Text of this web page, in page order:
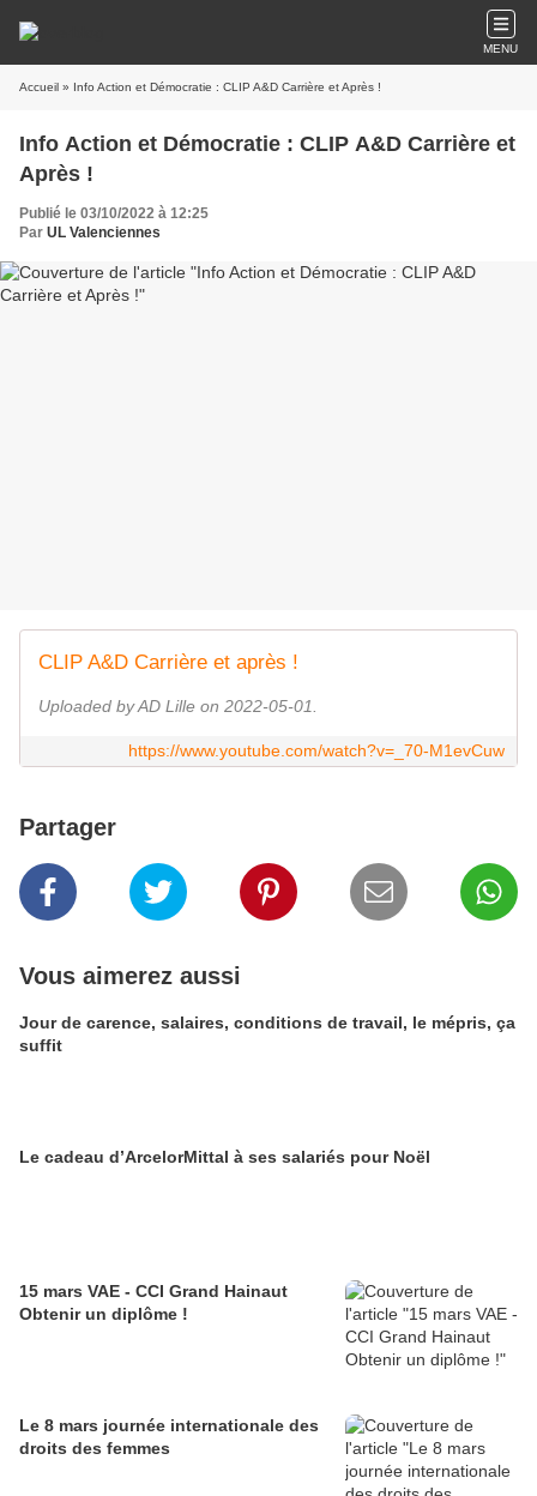
MENU
Accueil » Info Action et Démocratie : CLIP A&D Carrière et Après !
Info Action et Démocratie : CLIP A&D Carrière et
Après !
Publié le 03/10/2022 à 12:25
Par UL Valenciennes
CLIP A&D Carrière et après !
Uploaded by AD Lille on 2022-05-01.
https://www.youtube.com/watch?v=_70-M1evCuw
Partager
Vous aimerez aussi
Jour de carence, salaires, conditions de travail, le mépris, ça
suffit
Le cadeau d’ArcelorMittal à ses salariés pour Noël
15 mars VAE - CCI Grand Hainaut
Obtenir un diplôme !
Le 8 mars journée internationale des
droits des femmes